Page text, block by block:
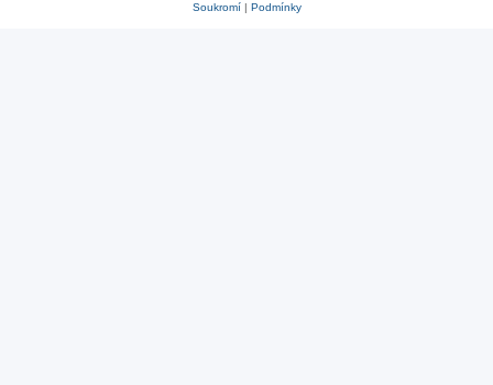
Soukromí| Podmínky